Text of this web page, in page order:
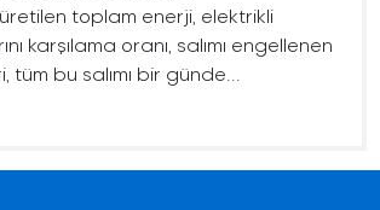
toplam enerji, elektrikli
karşılama oranı, salımı engellenen
tüm bu salımı bir günde...